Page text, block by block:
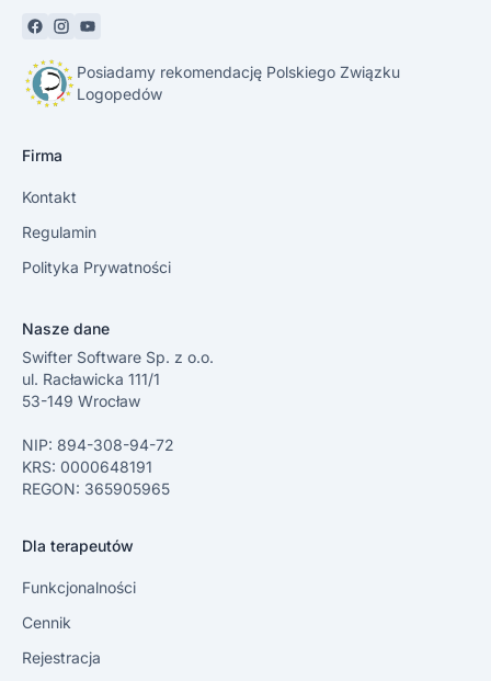
Posiadamy rekomendację Polskiego Związku
Logopedów
Firma
Kontakt
Regulamin
Polityka Prywatności
Nasze dane
Swifter Software Sp. z o.o.
ul. Racławicka 111/1
53-149 Wrocław
NIP: 894-308-94-72
KRS: 0000648191
REGON: 365905965
Dla terapeutów
Funkcjonalności
Cennik
Rejestracja